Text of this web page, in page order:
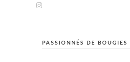
PASSIONNÉS DE BOUGIES